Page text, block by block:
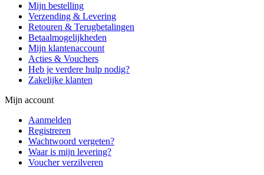
Mijn bestelling
Verzending & Levering
Retouren & Terugbetalingen
Betaalmogelijkheden
Mijn klantenaccount
Acties & Vouchers
Heb je verdere hulp nodig?
Zakelijke klanten
Mijn account
Aanmelden
Registreren
Wachtwoord vergeten?
Waar is mijn levering?
Voucher verzilveren